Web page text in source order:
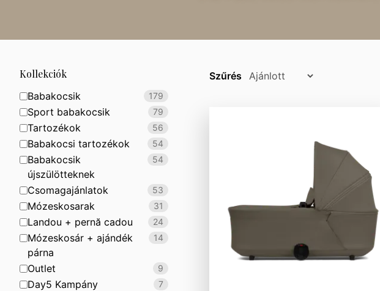
Kollekciók
Babakocsik 179
Sport babakocsik 79
Tartozékok 56
Babakocsi tartozékok 54
Babakocsik
újszülötteknek
54
Csomagajánlatok 53
Mózeskosarak 31
Landou + pernă cadou 24
Mózeskosár + ajándék
párna
14
Outlet 9
Day5 Kampány 7
Szűrés